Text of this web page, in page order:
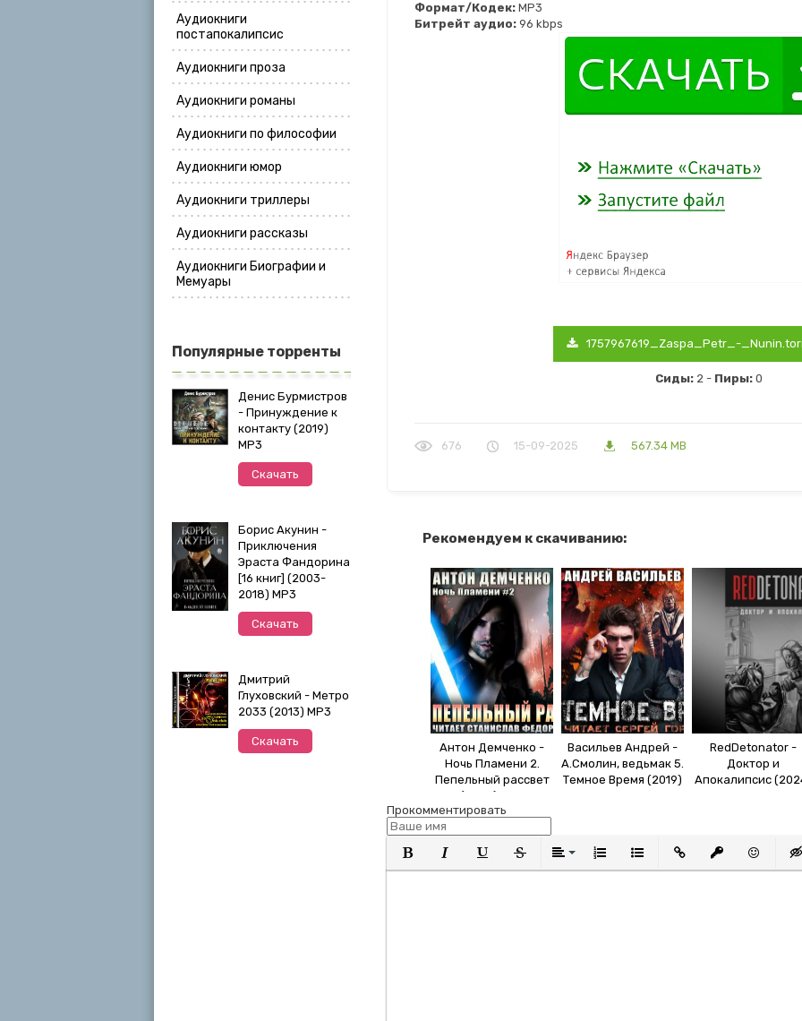
Аудиокниги
постапокалипсис
Аудиокниги проза
Аудиокниги романы
Аудиокниги по философии
Аудиокниги юмор
Аудиокниги триллеры
Аудиокниги рассказы
Аудиокниги Биографии и
Мемуары
Популярные торренты
Денис Бурмистров
- Принуждение к
контакту (2019)
MP3
Скачать
Борис Акунин -
Приключения
Эраста Фандорина
[16 книг] (2003-
2018) МР3
Скачать
Дмитрий
Глуховский - Метро
2033 (2013) MP3
Скачать
Формат/Кодек: МР3
Битрейт аудио: 96 kbps
1757967619_Zaspa_Petr_-
Сиды: 2 - Пиры: 0
676 15-09-2025 567.34 MB
Рекомендуем к скачиванию:
Антон Демченко -
Ночь Пламени 2.
Пепельный рассвет
(2020) MP3
Васильев Андрей -
А.Смолин, ведьмак 5.
Темное Время (2019)
RedDetonator -
Доктор и
Апокалипсис
Прокомментировать
Полужирный
КурсивПодчеркнутый
ЗачеркнутыйВыравнивание
Нумерованный список
Маркированный список
Вставить ссылку
Вставить